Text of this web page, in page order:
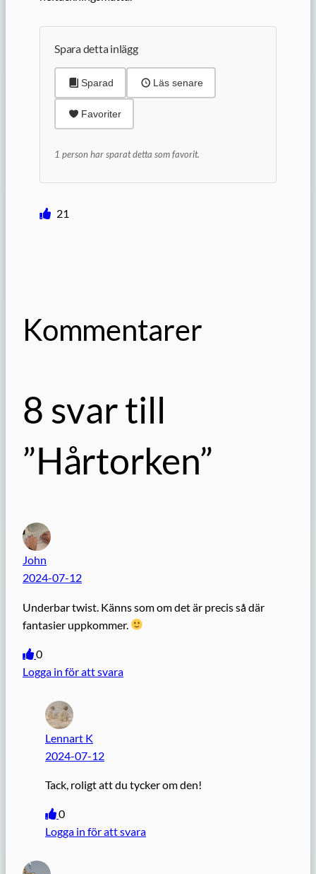
Spara detta inlägg
Sparad Läs senare
Favoriter
1 person har sparat detta som favorit.
21
Kommentarer
8 svar till
”Hårtorken”
John
2024-07-12
Underbar twist. Känns som om det är precis så där
fantasier uppkommer.
0
Logga in för att svara
Lennart K
2024-07-12
Tack, roligt att du tycker om den!
0
Logga in för att svara